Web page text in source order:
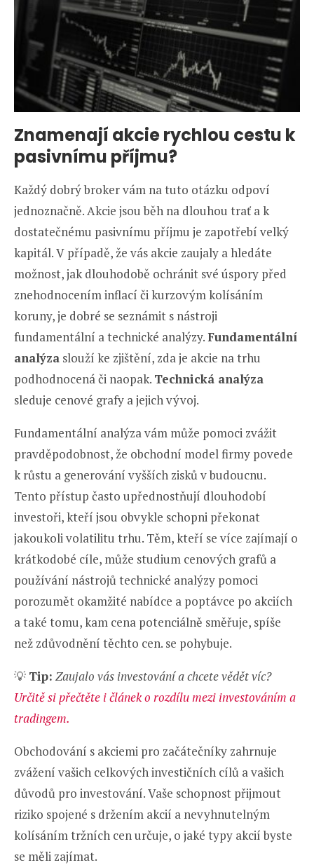
Znamenají akcie rychlou cestu k
pasivnímu příjmu?
Každý dobrý broker vám na tuto otázku odpoví
jednoznačně. Akcie jsou běh na dlouhou trať a k
dostatečnému pasivnímu příjmu je zapotřebí velký
kapitál. V případě, že vás akcie zaujaly a hledáte
možnost, jak dlouhodobě ochránit své úspory před
znehodnocením inflací či kurzovým kolísáním
koruny, je dobré se seznámit s nástroji
fundamentální a technické analýzy.Fundamentální
analýza slouží ke zjištění, zda je akcie na trhu
podhodnocená či naopak. Technická analýza
sleduje cenové grafy a jejich vývoj.
Fundamentální analýza vám může pomoci zvážit
pravděpodobnost, že obchodní model firmy povede
k růstu a generování vyšších zisků v budoucnu.
Tento přístup často upřednostňují dlouhodobí
investoři, kteří jsou obvykle schopni překonat
jakoukoli volatilitu trhu. Těm, kteří se více zajímají o
krátkodobé cíle, může studium cenových grafů a
používání nástrojů technické analýzy pomoci
porozumět okamžité nabídce a poptávce po akciích
a také tomu, kam cena potenciálně směřuje, spíše
než zdůvodnění těchto cen. se pohybuje.
💡 Tip: Zaujalo vás investování a chcete vědět víc?
Určitě si přečtěte i článek o rozdílu mezi investováním a
tradingem.
Obchodování s akciemi pro začátečníky zahrnuje
zvážení vašich celkových investičních cílů a vašich
důvodů pro investování. Vaše schopnost přijmout
riziko spojené s držením akcií a nevyhnutelným
kolísáním tržních cen určuje, o jaké typy akcií byste
se měli zajímat.